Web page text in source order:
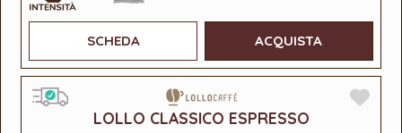
SCHEDA ACQUISTA
LOLLO CLASSICO ESPRESSO